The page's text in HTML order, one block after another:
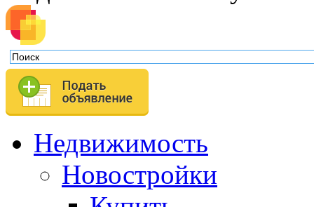
Недвижимость
Новостройки